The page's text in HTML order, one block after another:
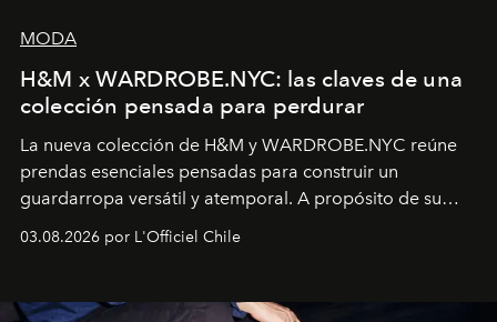
MODA
H&M x WARDROBE.NYC: las claves de una
colección pensada para perdurar
La nueva colección de H&M y WARDROBE.NYC reúne
prendas esenciales pensadas para construir un
guardarropa versátil y atemporal. A propósito de su
lanzamiento, los fundadores de la firma neoyorquina y
la asesora creativa y jefa de diseño global de la marca
y la filosofía detrás de la propuesta.
03.08.2026 por L'Officiel Chile